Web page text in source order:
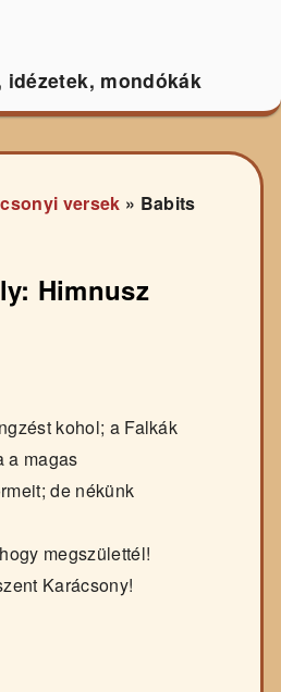
mondókák
versek » Babits
Himnusz
kohol; a Falkák
a magas
de nékünk
megszülettél!
Karácsony!